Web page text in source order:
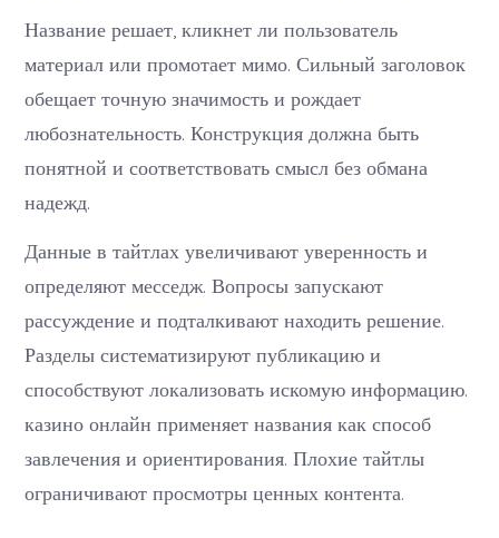
Название решает, кликнет ли пользователь
материал или промотает мимо. Сильный заголовок
обещает точную значимость и рождает
любознательность. Конструкция должна быть
понятной и соответствовать смысл без обмана
надежд.
Данные в тайтлах увеличивают уверенность и
определяют месседж. Вопросы запускают
рассуждение и подталкивают находить решение.
Разделы систематизируют публикацию и
способствуют локализовать искомую информацию.
казино онлайн применяет названия как способ
завлечения и ориентирования. Плохие тайтлы
ограничивают просмотры ценных контента.